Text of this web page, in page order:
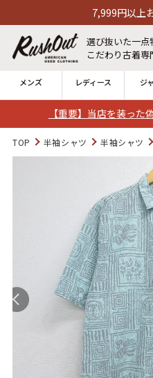
【重要】当店を装った
7,999円以上お買
選び抜いた一点
こだわり古着専
メンズ レディース ジ
ログイン
全国7店舗・公式通販の比較
発送について 12時ま
※対応不可
Search by Hotword今週の
Tシャツ USA製 2 映画
TOP 半袖シャツ 半袖シャツ